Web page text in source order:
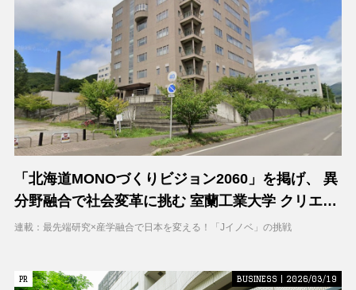
「北海道MONOづくりビジョン2060」を掲げ、 異
分野融合で社会変革に挑む 室蘭工業大学 クリエイ
ティブコラボレーションセンター（CCC）
連載：最先端研究×産学融合で日本を変える！「Jイノベ」の挑戦
PR
PR BUSINESS | 2026/03/19